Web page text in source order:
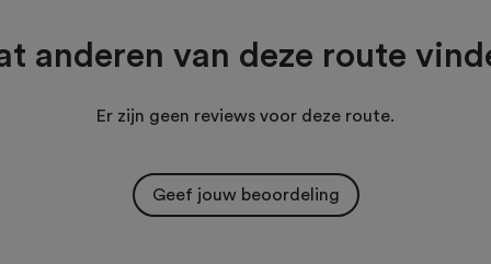
anderen van deze route
Er zijn geen reviews voor deze route.
Geef jouw beoordeling